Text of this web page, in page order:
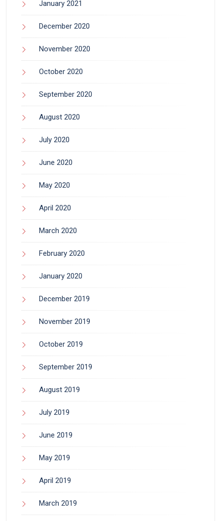
January 2021
December 2020
November 2020
October 2020
September 2020
August 2020
July 2020
June 2020
May 2020
April 2020
March 2020
February 2020
January 2020
December 2019
November 2019
October 2019
September 2019
August 2019
July 2019
June 2019
May 2019
April 2019
March 2019